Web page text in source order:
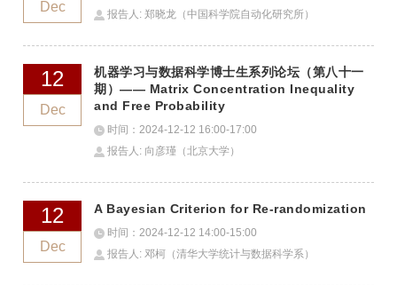
Dec
报告人: 郑晓龙（中国科学院自动化研究所）
12
Dec
机器学习与数据科学博士生系列论坛（第八十一
期）—— Matrix Concentration Inequality
and Free Probability
时间：2024-12-12 16:00-17:00
报告人: 向彦瑾（北京大学）
12
Dec
A Bayesian Criterion for Re-randomization
时间：2024-12-12 14:00-15:00
报告人: 邓柯（清华大学统计与数据科学系）